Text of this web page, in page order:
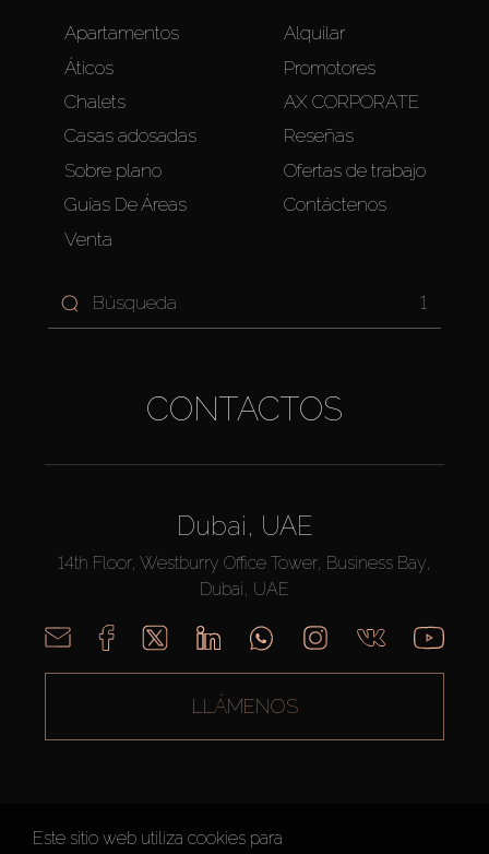
Apartamentos
Áticos
Chalets
Casas adosadas
Sobre plano
Guías De Áreas
Venta
Alquilar
Promotores
AX CORPORATE
Reseñas
Ofertas de trabajo
Contáctenos
1
CONTACTOS
Dubai, UAE
14th Floor, Westburry Office Tower, Business Bay,
Dubai, UAE
LLÁMENOS
Este sitio web utiliza cookies para